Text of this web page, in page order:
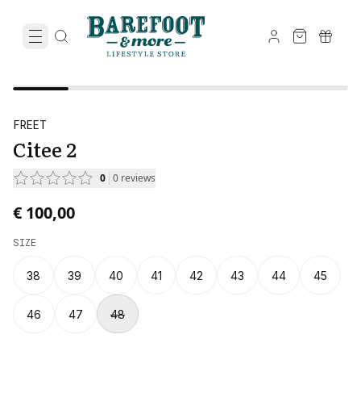
FREET
Citee 2
0 0 reviews
€ 100,00
SIZE
38 39 40 41 42 43 44 45
46 47 48